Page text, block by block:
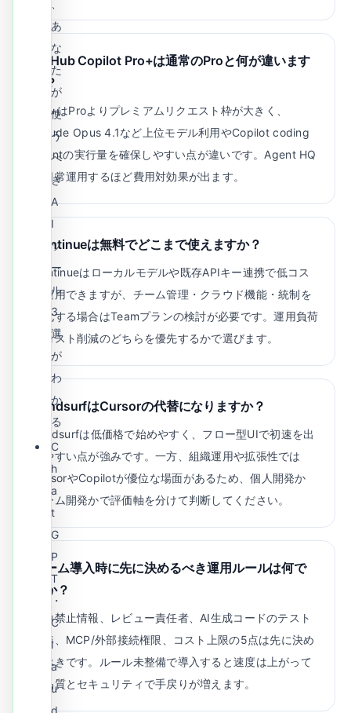
GitHub Copilot Pro+は通常のProと何が違います
か？
Pro+はProよりプレミアムリクエスト枠が大きく、
Claude Opus 4.1など上位モデル利用やCopilot coding
agentの実行量を確保しやすい点が違いです。Agent HQ
を日常運用するほど費用対効果が出ます。
Continueは無料でどこまで使えますか？
Continueはローカルモデルや既存APIキー連携で低コス
ト運用できますが、チーム管理・クラウド機能・統制を
強化する場合はTeamプランの検討が必要です。運用負荷
とコスト削減のどちらを優先するかで選びます。
WindsurfはCursorの代替になりますか？
Windsurfは低価格で始めやすく、フロー型UIで初速を出
しやすい点が強みです。一方、組織運用や拡張性では
CursorやCopilotが優位な場面があるため、個人開発か
チーム開発かで評価軸を分けて判断してください。
チーム導入時に先に決めるべき運用ルールは何で
すか？
入力禁止情報、レビュー責任者、AI生成コードのテスト
基準、MCP/外部接続権限、コスト上限の5点は先に決め
るべきです。ルール未整備で導入すると速度は上がって
も品質とセキュリティで手戻りが増えます。
あ
な
た
が
使
う
べ
き
A
I
ツ
ー
ル
3
選
が
わ
か
る
C
h
a
t
G
P
T
・
C
l
a
u
d